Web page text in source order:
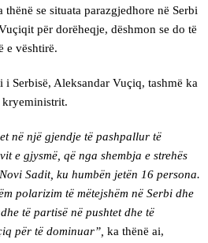
se situata parazgjedhore në Serbi
për dorëheqje, dëshmon se do të
e vështirë.
Serbisë, Aleksandar Vuçiq, tashmë ka
kryeministrit.
në një gjendje të pashpallur të
e gjysmë, që nga shembja e strehës
Sadit, ku humbën jetën 16 persona.
polarizim të mëtejshëm në Serbi dhe
të partisë në pushtet dhe të
për të dominuar”, ka thënë ai,